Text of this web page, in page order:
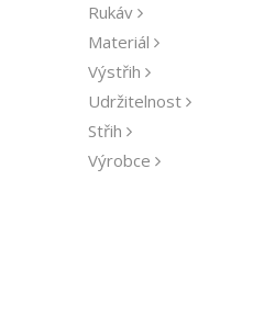
Rukáv
Materiál
Výstřih
Udržitelnost
Střih
Výrobce